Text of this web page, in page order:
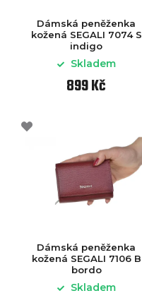
Dámská peněženka
kožená SEGALI 7074 S
indigo
Skladem
899 Kč
Dámská peněženka
kožená SEGALI 7106 B
bordo
Skladem